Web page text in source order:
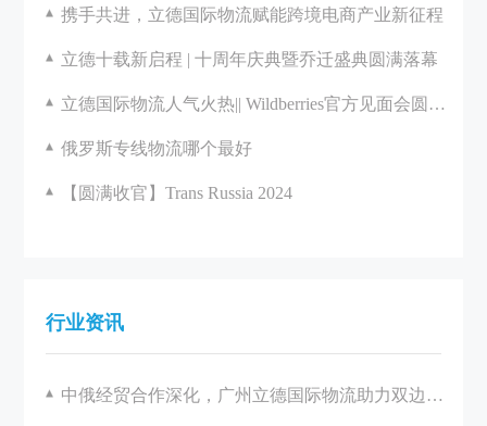
携手共进，立德国际物流赋能跨境电商产业新征程
立德十载新启程 | 十周年庆典暨乔迁盛典圆满落幕
立德国际物流人气火热|| Wildberries官方见面会圆满举办
俄罗斯专线物流哪个最好
【圆满收官】Trans Russia 2024
行业资讯
中俄经贸合作深化，广州立德国际物流助力双边发展